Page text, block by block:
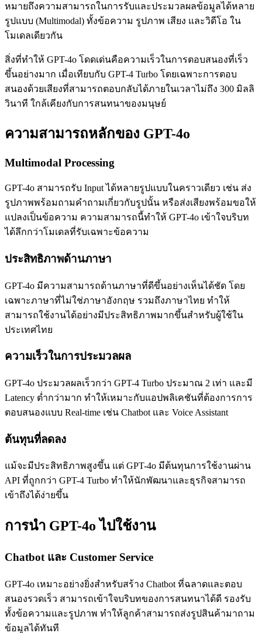
หมายถึงความสามารถในการรับและประมวลผลข้อมูลได้หลาย
รูปแบบ (Multimodal) ทั้งข้อความ รูปภาพ เสียง และวิดีโอ ใน
โมเดลเดียวกัน
สิ่งที่ทำให้ GPT-4o โดดเด่นคือความเร็วในการตอบสนองที่เร็ว
ขึ้นอย่างมาก เมื่อเทียบกับ GPT-4 Turbo โดยเฉพาะการตอบ
สนองด้วยเสียงที่สามารถตอบกลับได้ภายในเวลาไม่ถึง 300 มิลลิ
วินาที ใกล้เคียงกับการสนทนาของมนุษย์
ความสามารถหลักของ GPT-4o
Multimodal Processing
GPT-4o สามารถรับ Input ได้หลายรูปแบบในคราวเดียว เช่น ส่ง
รูปภาพพร้อมถามคำถามเกี่ยวกับรูปนั้น หรือส่งเสียงพร้อมขอให้
แปลงเป็นข้อความ ความสามารถนี้ทำให้ GPT-4o เข้าใจบริบท
ได้ลึกกว่าโมเดลที่รับเฉพาะข้อความ
ประสิทธิภาพด้านภาษา
GPT-4o มีความสามารถด้านภาษาที่ดีขึ้นอย่างเห็นได้ชัด โดย
เฉพาะภาษาที่ไม่ใช่ภาษาอังกฤษ รวมถึงภาษาไทย ทำให้
สามารถใช้งานได้อย่างมีประสิทธิภาพมากขึ้นสำหรับผู้ใช้ใน
ประเทศไทย
ความเร็วในการประมวลผล
GPT-4o ประมวลผลเร็วกว่า GPT-4 Turbo ประมาณ 2 เท่า และมี
Latency ต่ำกว่ามาก ทำให้เหมาะกับแอปพลิเคชันที่ต้องการการ
ตอบสนองแบบ Real-time เช่น Chatbot และ Voice Assistant
ต้นทุนที่ลดลง
แม้จะมีประสิทธิภาพสูงขึ้น แต่ GPT-4o มีต้นทุนการใช้งานผ่าน
API ที่ถูกกว่า GPT-4 Turbo ทำให้นักพัฒนาและธุรกิจสามารถ
เข้าถึงได้ง่ายขึ้น
การนำ GPT-4o ไปใช้งาน
Chatbot และ Customer Service
GPT-4o เหมาะอย่างยิ่งสำหรับสร้าง Chatbot ที่ฉลาดและตอบ
สนองรวดเร็ว สามารถเข้าใจบริบทของการสนทนาได้ดี รองรับ
ทั้งข้อความและรูปภาพ ทำให้ลูกค้าสามารถส่งรูปสินค้ามาถาม
ข้อมูลได้ทันที